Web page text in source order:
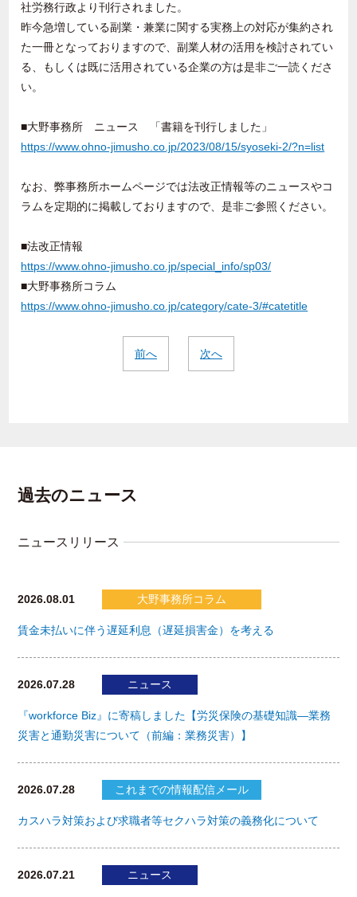
社労務行政より刊行されました。
昨今急増している副業・兼業に関する実務上の対応が集約され
た一冊となっておりますので、副業人材の活用を検討されてい
る、もしくは既に活用されている企業の方は是非ご一読くださ
い。
■大野事務所 ニュース 「書籍を刊行しました」
https://www.ohno-jimusho.co.jp/2023/08/15/syoseki-2/?n=list
なお、弊事務所ホームページでは法改正情報等のニュースやコ
ラムを定期的に掲載しておりますので、是非ご参照ください。
■法改正情報
https://www.ohno-jimusho.co.jp/special_info/sp03/
■大野事務所コラム
https://www.ohno-jimusho.co.jp/category/cate-3/#catetitle
前へ 次へ
過去のニュース
ニュースリリース
2026.08.01 大野事務所コラム
賃金未払いに伴う遅延利息（遅延損害金）を考える
2026.07.28 ニュース
『workforce Biz』に寄稿しました【労災保険の基礎知識―業務
災害と通勤災害について（前編：業務災害）】
2026.07.28 これまでの情報配信メール
カスハラ対策および求職者等セクハラ対策の義務化について
2026.07.21 ニュース